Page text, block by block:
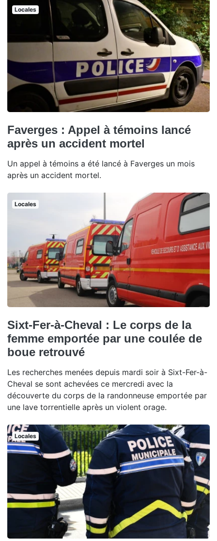
Locales
Faverges : Appel à témoins lancé
après un accident mortel
Un appel à témoins a été lancé à Faverges un mois
après un accident mortel.
Locales
Sixt-Fer-à-Cheval : Le corps de la
femme emportée par une coulée de
boue retrouvé
Les recherches menées depuis mardi soir à Sixt-Fer-à-
Cheval se sont achevées ce mercredi avec la
découverte du corps de la randonneuse emportée par
une lave torrentielle après un violent orage.
Locales